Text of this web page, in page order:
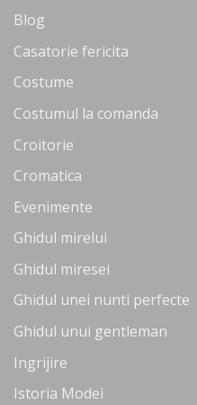
Blog
Casatorie fericita
Costume
Costumul la comanda
Croitorie
Cromatica
Evenimente
Ghidul mirelui
Ghidul miresei
Ghidul unei nunti perfecte
Ghidul unui gentleman
Ingrijire
Istoria Modei